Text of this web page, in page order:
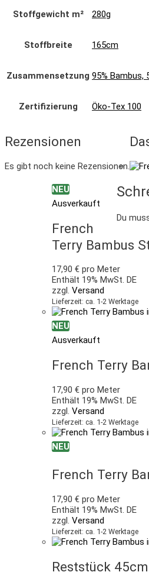
Stoffgewicht m² 280g
Stoffbreite 165cm
Zusammensetzung 95% Bambus,
Zertifizierung Öko-Tex 100
Rezensionen
Es gibt noch keine Rezensionen.
Du
NEU
Ausverkauft
French
Terry Bambus
17,90 € pro Meter
Enthält 19% MwSt. DE
zzgl. Versand
Lieferzeit: ca. 1-2 Werktage
NEU
Ausverkauft
French Terry
17,90 € pro Meter
Enthält 19% MwSt. DE
zzgl. Versand
Lieferzeit: ca. 1-2 Werktage
NEU
French Terry
17,90 € pro Meter
Enthält 19% MwSt. DE
zzgl. Versand
Lieferzeit: ca. 1-2 Werktage
Reststück